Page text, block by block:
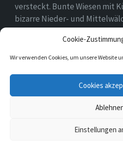
Cookie-
Wir verwenden Cookies, um unsere Website
Cookies
Einstellungen
versteckt. Bunte Wiesen mit
bizarre Nieder- und
Ortsbild, das durch eine
Facebook